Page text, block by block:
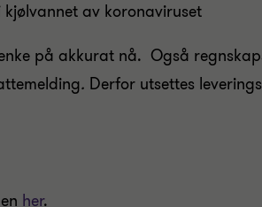
av koronaviruset
på akkurat nå. Også
. Derfor utsettes
her.